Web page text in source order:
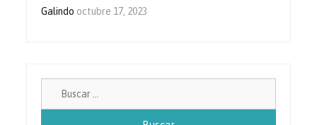
Galindo octubre 17, 2023